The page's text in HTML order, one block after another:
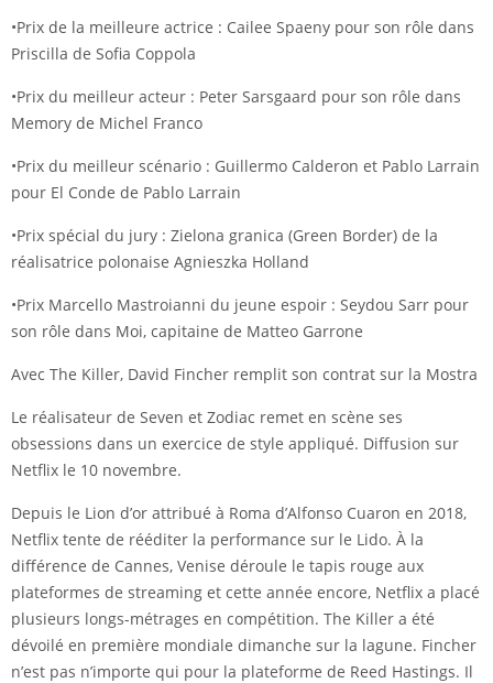
•Prix de la meilleure actrice : Cailee Spaeny pour son rôle dans
Priscilla de Sofia Coppola
•Prix du meilleur acteur : Peter Sarsgaard pour son rôle dans
Memory de Michel Franco
•Prix du meilleur scénario : Guillermo Calderon et Pablo Larrain
pour El Conde de Pablo Larrain
•Prix spécial du jury : Zielona granica (Green Border) de la
réalisatrice polonaise Agnieszka Holland
•Prix Marcello Mastroianni du jeune espoir : Seydou Sarr pour
son rôle dans Moi, capitaine de Matteo Garrone
Avec The Killer, David Fincher remplit son contrat sur la Mostra
Le réalisateur de Seven et Zodiac remet en scène ses
obsessions dans un exercice de style appliqué. Diffusion sur
Netflix le 10 novembre.
Depuis le Lion d’or attribué à Roma d’Alfonso Cuaron en 2018,
Netflix tente de rééditer la performance sur le Lido. À la
différence de Cannes, Venise déroule le tapis rouge aux
plateformes de streaming et cette année encore, Netflix a placé
plusieurs longs-métrages en compétition. The Killer a été
dévoilé en première mondiale dimanche sur la lagune. Fincher
n’est pas n’importe qui pour la plateforme de Reed Hastings. Il